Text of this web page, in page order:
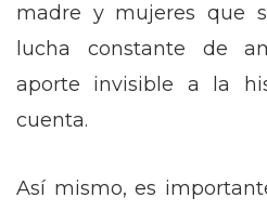
madre y mujeres que
lucha constante de
aporte invisible a la
cuenta.
Así mismo, es